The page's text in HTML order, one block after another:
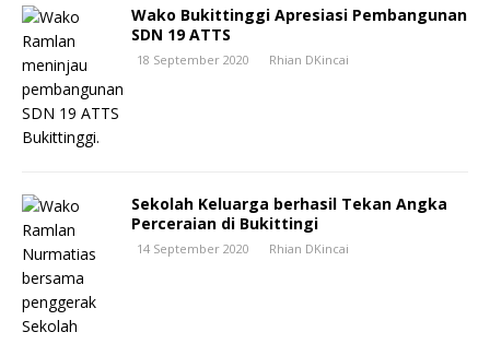
Wako Bukittinggi Apresiasi Pembangunan
SDN 19 ATTS
18 September 2020 Rhian DKincai
Sekolah Keluarga berhasil Tekan Angka
Perceraian di Bukittingi
14 September 2020 Rhian DKincai